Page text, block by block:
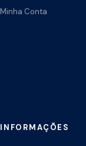
Minha Conta
INFORMAÇÕES